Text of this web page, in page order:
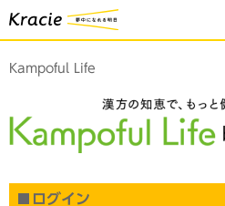
Kampoful Life
ログイン